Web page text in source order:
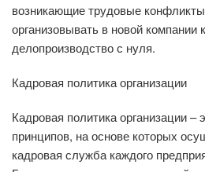
возникающие трудовые
организовывать в новой компании
делопроизводство с нуля.
Кадровая политика организации
Кадровая политика организации –
принципов, на основе которых
кадровая служба каждого